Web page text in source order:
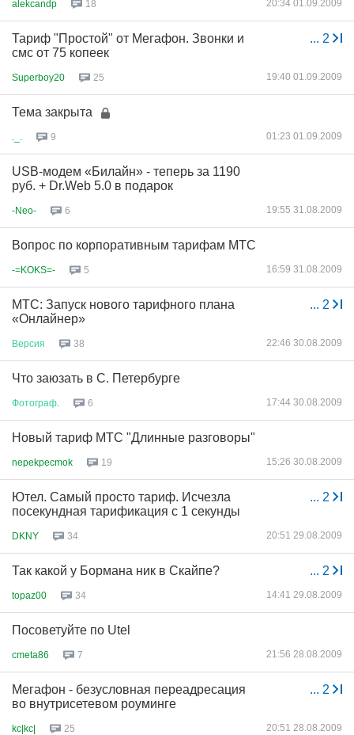
alekcandp 18 20:34 01.09.2009
... 2
Тариф "Простой" от Мегафон. Звонки и
смс от 75 копеек
Superboy20 25 19:40 01.09.2009
Тема закрыта
9 01:23 01.09.2009
USB-модем «Билайн» - теперь за 1190
руб. + Dr.Web 5.0 в подарок
-Neo- 6 19:55 31.08.2009
Вопрос по корпоративным тарифам МТС
-=KOKS=- 5 16:59 31.08.2009
... 2
МТС: Запуск нового тарифного плана
«Онлайнер»
Версия 38 22:46 30.08.2009
Что заюзать в С. Петербурге
Фотограф 6 17:44 30.08.2009
Новый тариф МТС "Длинные разговоры"
nepekpecmok 19 15:26 30.08.2009
... 2
Ютел. Самый просто тариф. Исчезла
посекундная тарификация с 1 секунды
DKNY 34 20:51 29.08.2009
... 2
Так какой у Бормана ник в Скайпе?
topaz00 34 14:41 29.08.2009
Посоветуйте по Utel
cmeta86 7 21:56 28.08.2009
... 2
Мегафон - безусловная переадресация
во внутрисетевом роуминге
kc|kc| 25 20:51 28.08.2009